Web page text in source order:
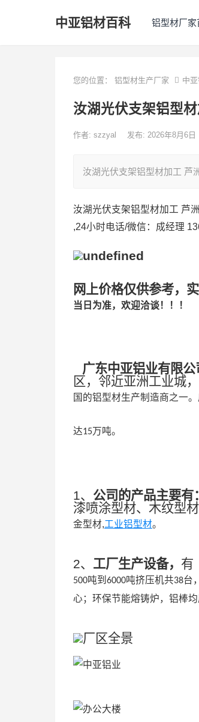
中亚铝材百科 铝型材厂家
您的位置： 铝型材生产厂家 中
汝湖光伏支架铝型
作者: szzyal 发布: 2026年8月6日
汝湖光伏支架铝型材加工 芦
汝湖光伏支架铝型材加工 芦
,24小时电话/微信：成经理
网上价格仅供参考，
当日为准，欢迎洽谈！！！
广东中亚铝业有限公
区，邻近亚洲工业城
国的铝型材生产制造商之一。
达15万吨。
1、 公司的产品主要有：
漆喷涂型材、木纹型
金型材,工业铝型材。
2、 工厂生产设备， 有
500吨到 6000吨挤压机共38台
心；环保节能熔铸炉，铝棒